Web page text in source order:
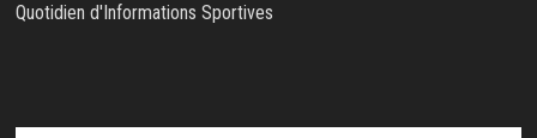
Quotidien d'Informations Sportives